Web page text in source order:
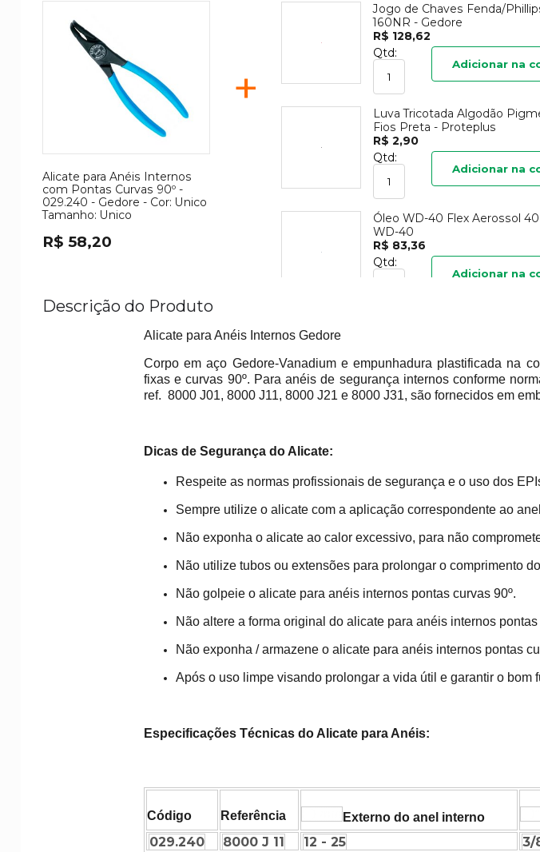
Alicate para Anéis Internos
com Pontas Curvas 90º -
029.240 - Gedore - Cor: Unico
Tamanho: Unico
R$ 58,20
+
Jogo de Chaves Fenda/
160NR - Gedore
R$ 128,62
Qtd:
Adicionar na
Luva Tricotada Algodão
Fios Preta - Proteplus
R$ 2,90
Qtd:
Adicionar na
Óleo WD-40 Flex Aerossol
WD-40
R$ 83,36
Qtd:
Adicionar na
Qtd:
Adicionar na
Descrição do Produto
Alicate para Anéis Internos Gedore
Corpo em aço Gedore-Vanadium e empunhadura plastificada na
fixas e curvas 90º. Para anéis de segurança internos conforme
ref. 8000 J01, 8000 J11, 8000 J21 e 8000 J31, são fornecidos em
Dicas de Segurança do Alicate:
Respeite as normas profissionais de segurança e o uso dos
Sempre utilize o alicate com a aplicação correspondente ao
Não exponha o alicate ao calor excessivo, para não
Não utilize tubos ou extensões para prolongar o comprimento
Não golpeie o alicate para anéis internos pontas curvas 90º.
Não altere a forma original do alicate para anéis internos pontas
Não exponha / armazene o alicate para anéis internos pontas
Após o uso limpe visando prolongar a vida útil e garantir o bom
Especificações Técnicas do Alicate para Anéis:
Código Referência Externo do anel interno
029.240 8000 J 11 12 - 25 3/